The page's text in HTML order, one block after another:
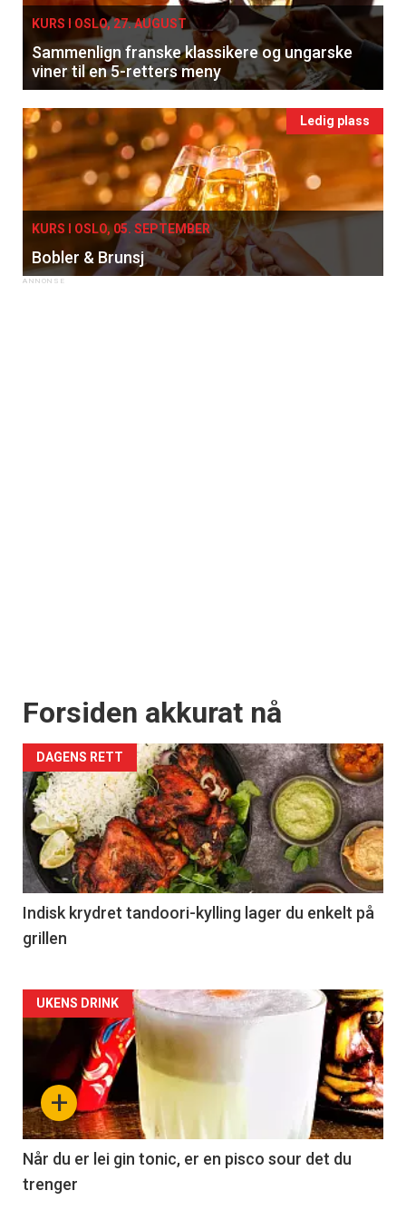
KURS I OSLO, 27. AUGUST
Sammenlign franske klassikere og ungarske
viner til en 5-retters meny
Ledig plass
KURS I OSLO, 05. SEPTEMBER
Bobler & Brunsj
Forsiden akkurat nå
DAGENS RETT
Indisk krydret tandoori-kylling lager du enkelt på
grillen
Forsiden
akkurat
nå
-
2
+
UKENS DRINK
Når du er lei gin tonic, er en pisco sour det du
trenger